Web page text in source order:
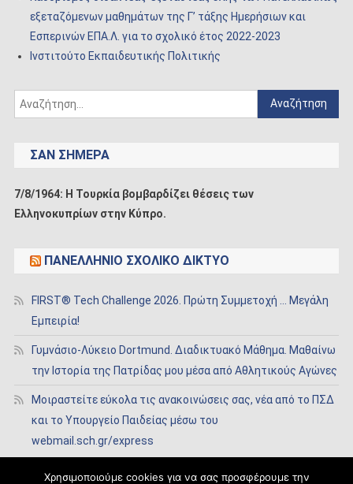
εξεταζόμενων μαθημάτων της Γ’ τάξης Ημερήσιων και
Εσπερινών ΕΠΑ.Λ. για το σχολικό έτος 2022-2023
Ινστιτούτο Εκπαιδευτικής Πολιτικής
Αναζήτηση
για:
ΣΑΝ ΣΉΜΕΡΑ
7/8/1964: Η Τουρκία βομβαρδίζει θέσεις των
Ελληνοκυπρίων στην Κύπρο.
ΠΑΝΕΛΛΉΝΙΟ ΣΧΟΛΙΚΌ ΔΊΚΤΥΟ
FIRST® Tech Challenge 2026. Πρώτη Συμμετοχή … Μεγάλη
Εμπειρία!
Γυμνάσιο-Λύκειο Dortmund. Διαδικτυακό Μάθημα. Μαθαίνω
την Ιστορία της Πατρίδας μου μέσα από Αθλητικούς Αγώνες
Μοιραστείτε εύκολα τις ανακοινώσεις σας, νέα από το ΠΣΔ
και το Υπουργείο Παιδείας μέσω του
webmail.sch.gr/express
Χρησιμοποιούμε cookies για να σας προσφέρουμε την